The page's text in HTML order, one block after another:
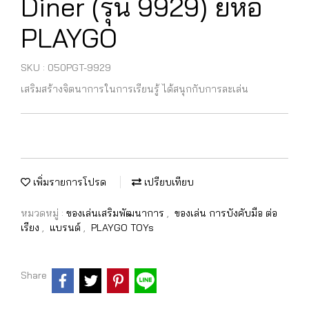
Diner (รุ่น 9929) ยี่ห้อ
PLAYGO
SKU : 050PGT-9929
เสริมสร้างจิตนาการในการเรียนรู้ ได้สนุกกับการละเล่น
เพิ่มรายการโปรด เปรียบเทียบ
หมวดหมู่ : ของเล่นเสริมพัฒนาการ , ของเล่น การบังคับมือ ต่อ
เรียง , แบรนด์ , PLAYGO TOYs
Share